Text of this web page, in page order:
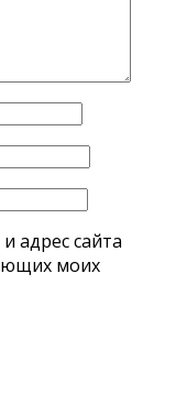
адрес сайта
моих